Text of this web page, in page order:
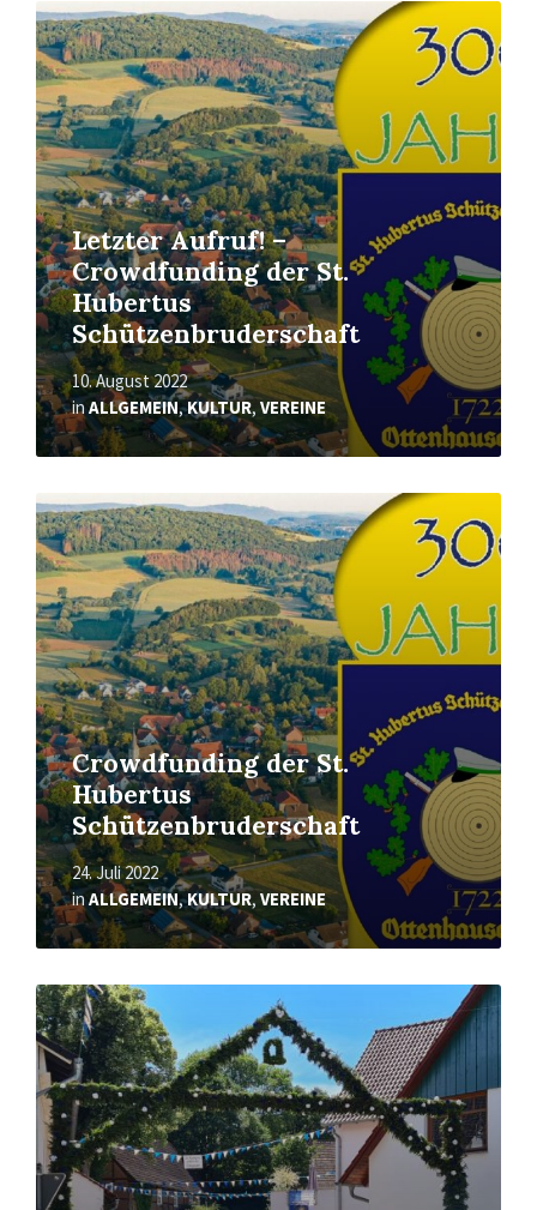
Letzter Aufruf! –
Crowdfunding der St.
Hubertus
Schützenbruderschaft
10. August 2022
inALLGEMEIN,KULTUR, VEREINE
Mehr
erfahren
Crowdfunding der St.
Hubertus
Schützenbruderschaft
24. Juli 2022
inALLGEMEIN,KULTUR, VEREINE
Mehr
erfahren
Mehr
erfahren